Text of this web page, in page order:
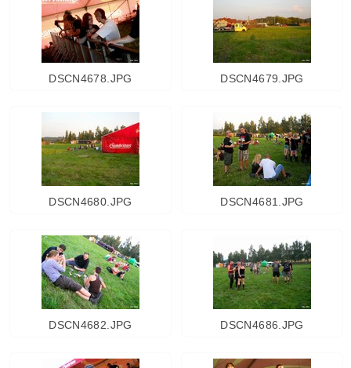
DSCN4678.JPG DSCN4679.JPG
DSCN4680.JPG DSCN4681.JPG
DSCN4682.JPG DSCN4686.JPG